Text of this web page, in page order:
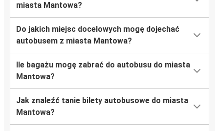
miasta Mantowa?
Do jakich miejsc docelowych mogę dojechać
autobusem z miasta Mantowa?
Ile bagażu mogę zabrać do autobusu do miasta
Mantowa?
Jak znaleźć tanie bilety autobusowe do miasta
Mantowa?